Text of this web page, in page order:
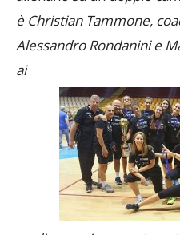
allenano su un doppio
Alessandro Rondanini e